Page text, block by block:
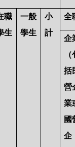
職
生
一般
學生
小
計
全
企
括
營
業
國
企